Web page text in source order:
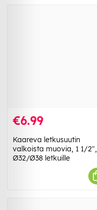
€6.99
Kaareva letkusuutin
valkoista muovia, 1 1/2",
Ø32/Ø38 letkuille